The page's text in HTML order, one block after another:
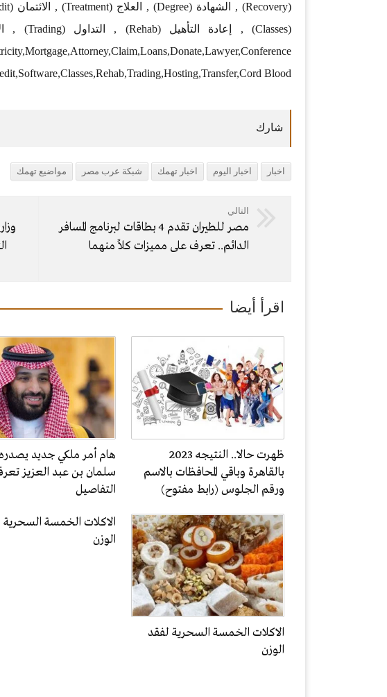
Blood
اخبار اخبار اليوم اخبار تهمك شبكة عرب مصر مواضيع تهمك
التالي
مصر للطيران تقدم 4 بطاقات لبرنامج المسافر
الدائم.. تعرف على مميزات كلاً منهما
اقرأ أيضا
ظهرت حالا.. النتيجه 2023
بالقاهرة وباقي المحافظات بالاسم
ورقم الجلوس (رابط مفتوح)
هام أمر ملكي جديد يصدره
سلمان بن عبد العزيز
التفاصيل
الاكلات الخمسة السحرية لفقد
الوزن
الاكلات الخمسة السحرية
الوزن